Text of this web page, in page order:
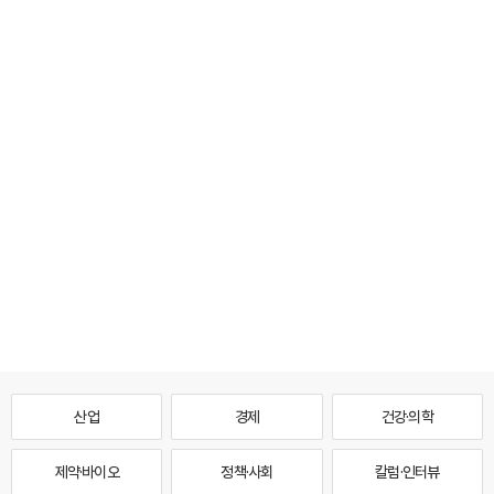
산업 경제 건강·의학
제약·바이오 정책·사회 칼럼·인터뷰